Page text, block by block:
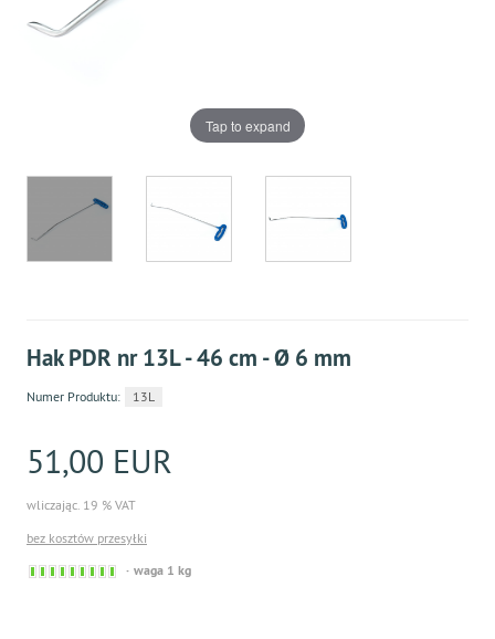
Tap to expand
Hak PDR nr 13L - 46 cm - Ø 6 mm
Numer Produktu: 13L
51,00 EUR
wliczając. 19 % VAT
bez kosztów przesyłki
Sofort
waga 1 kg